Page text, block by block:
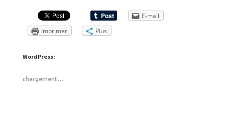
E-mail
Imprimer
Plus
WordPress:
chargement…